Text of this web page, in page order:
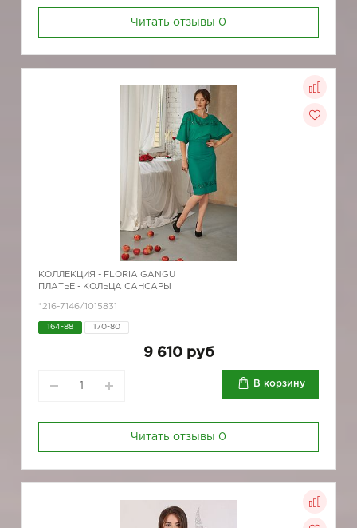
Читать отзывы 0
КОЛЛЕКЦИЯ - FLORIA GANGU
ПЛАТЬЕ - КОЛЬЦА САНСАРЫ
*216-7146/1015831
164-88 170-80
9 610 руб
В корзину
Читать отзывы 0